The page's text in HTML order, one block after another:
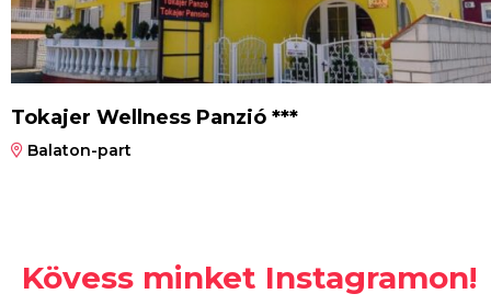
Tokajer Wellness Panzió ***
Balaton-part
Kövess minket Instagramon!